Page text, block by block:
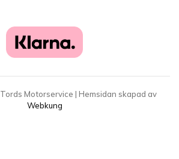
Tords Motorservice | Hemsidan skapad av
Webkung